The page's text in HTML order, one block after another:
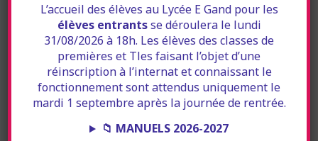
Manuels Scolaires 2026-2027 : Les Listes Sont
Disponibles
Les listes de manuels scolaires pour l’année 2026-
2027 sont désormais disponibles. Nous invitons les
élèves et leurs familles à les consulter dès à présent
L’accueil des élèves au Lycée E Gand pour les
élèves entrantsse déroulera le lundi
31/08/2026 à 18h. Les élèves des classes de
premières et Tles faisant l’objet d’une
réinscription à l’internat et connaissant le
fonctionnement sont attendus uniquement le
mardi 1 septembre après la journée de rentrée.
📁 MANUELS 2026-2027